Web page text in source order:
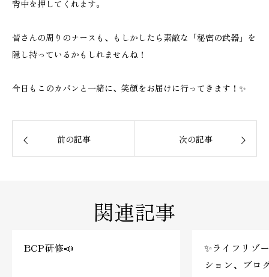
背中を押してくれます。
皆さんの周りのナースも、もしかしたら素敵な「秘密の武器」を
隠し持っているかもしれませんね！
今日もこのカバンと一緒に、笑顔をお届けに行ってきます！✨
前の記事 次の記事
関連記事
BCP研修📣
✨ライフリゾ
ション、ブロ